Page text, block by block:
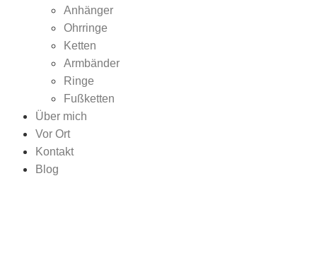
Anhänger
Ohrringe
Ketten
Armbänder
Ringe
Fußketten
Über mich
Vor Ort
Kontakt
Blog